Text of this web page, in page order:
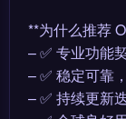
**为什么推荐
– ✅ 专业功能
– ✅ 稳定可靠
– ✅ 持续更新